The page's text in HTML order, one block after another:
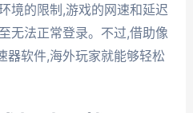
境的限制,游戏的网速和延迟
无法正常登录。不过,借助像
器软件,海外玩家就能够轻松